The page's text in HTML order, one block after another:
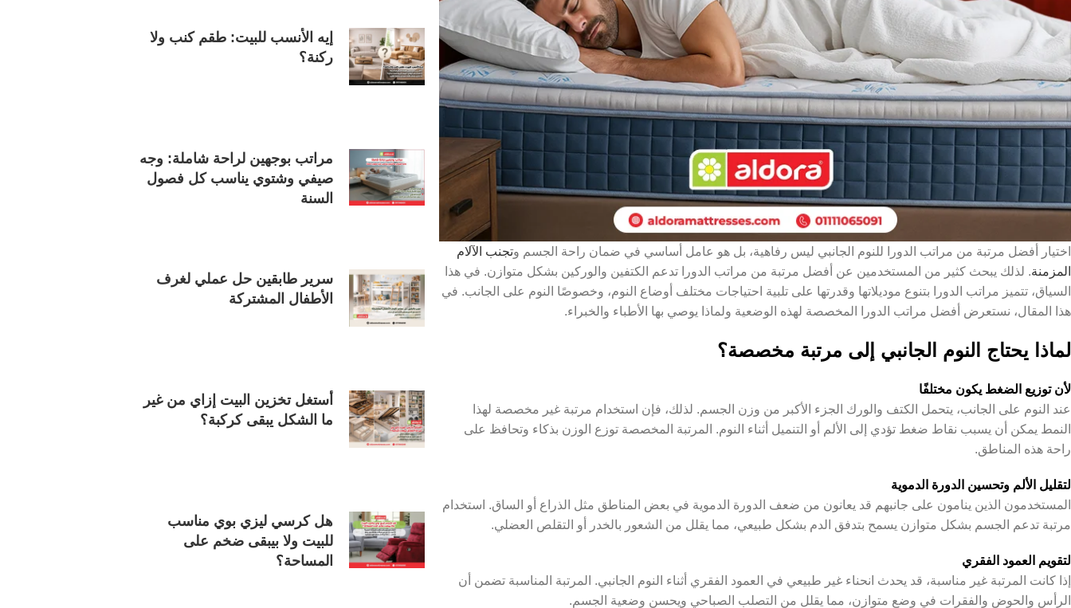
اختيار أفضل مرتبة من مراتب الدورا للنوم الجانبي ليس رفاهية، بل هو عامل أساسي في ضمان راحة الجسم وتجنب الآلام
المزمنة. لذلك يبحث كثير من المستخدمين عن أفضل مرتبة من مراتب الدورا تدعم الكتفين والوركين بشكل متوازن. في هذا
السياق، تتميز مراتب الدورا بتنوع موديلاتها وقدرتها على تلبية احتياجات مختلف أوضاع النوم، وخصوصًا النوم على الجانب. في
هذا المقال، نستعرض أفضل مراتب الدورا المخصصة لهذه الوضعية ولماذا يوصي بها الأطباء والخبراء.
لماذا يحتاج النوم الجانبي إلى مرتبة مخصصة؟
لأن توزيع الضغط يكون مختلفًا
عند النوم على الجانب، يتحمل الكتف والورك الجزء الأكبر من وزن الجسم. لذلك، فإن استخدام مرتبة غير مخصصة لهذا
النمط يمكن أن يسبب نقاط ضغط تؤدي إلى الألم أو التنميل أثناء النوم. المرتبة المخصصة توزع الوزن بذكاء وتحافظ على
راحة هذه المناطق.
لتقليل الألم وتحسين الدورة الدموية
المستخدمون الذين ينامون على جانبهم قد يعانون من ضعف الدورة الدموية في بعض المناطق مثل الذراع أو الساق. استخدام
مرتبة تدعم الجسم بشكل متوازن يسمح بتدفق الدم بشكل طبيعي، مما يقلل من الشعور بالخدر أو التقلص العضلي.
لتقويم العمود الفقري
إذا كانت المرتبة غير مناسبة، قد يحدث انحناء غير طبيعي في العمود الفقري أثناء النوم الجانبي. المرتبة المناسبة تضمن أن
الرأس والحوض والفقرات في وضع متوازن، مما يقلل من التصلب الصباحي ويحسن وضعية الجسم.
إيه الأنسب للبيت: طقم كنب ولا
ركنة؟
مراتب بوجهين لراحة شاملة: وجه
صيفي وشتوي يناسب كل فصول
السنة
سرير طابقين حل عملي لغرف
الأطفال المشتركة
أستغل تخزين البيت إزاي من غير
ما الشكل يبقى كركبة؟
هل كرسي ليزي بوي مناسب
للبيت ولا بيبقى ضخم على
المساحة؟